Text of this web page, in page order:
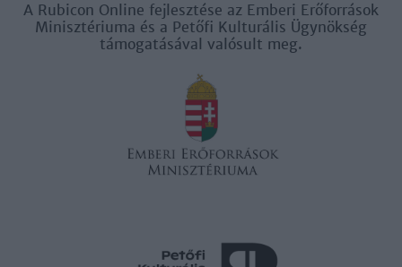
A Rubicon Online fejlesztése az Emberi Erőforrások
Minisztériuma és a Petőfi Kulturális Ügynökség
támogatásával valósult meg.